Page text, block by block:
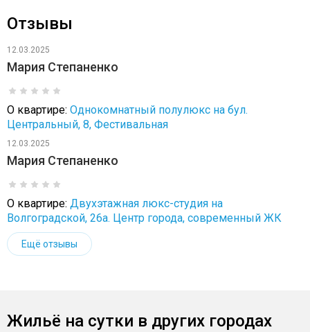
Отзывы
12.03.2025
Мария Степаненко
О квартире: Однокомнатный полулюкс на бул.
Центральный, 8, Фестивальная
12.03.2025
Мария Степаненко
О квартире: Двухэтажная люкс-студия на
Волгоградской, 26а. Центр города, современный ЖК
Ещё отзывы
Жильё на сутки в других городах